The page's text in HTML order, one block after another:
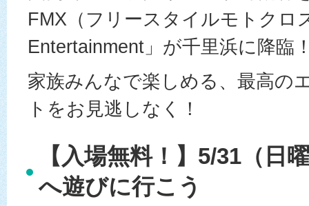
FMX（フリースタイルモトクロ
Entertainment」が千里浜に降臨
家族みんなで楽しめる、最高の
トをお見逃しなく！
【入場無料！】5/31（日
へ遊びに行こう